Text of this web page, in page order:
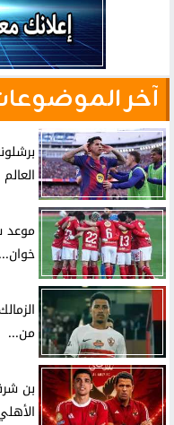
آخر
العالم
موعد
خوان...
من...
بن